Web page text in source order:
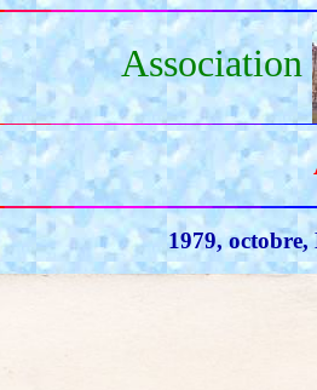
Association
1979, octobre,